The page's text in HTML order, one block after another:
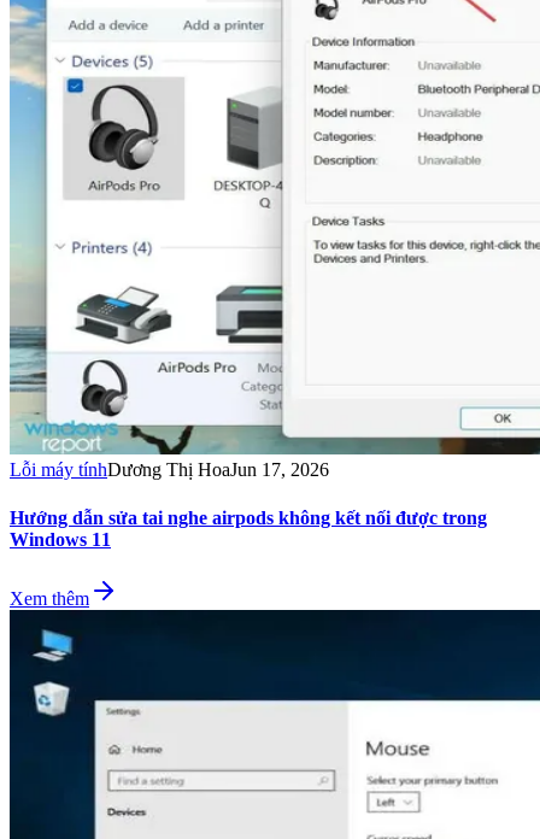
Lỗi máy tínhDương Thị HoaJun 17, 2026
Hướng dẫn sửa tai nghe airpods không kết nối được trong
Windows 11
Xem thêm